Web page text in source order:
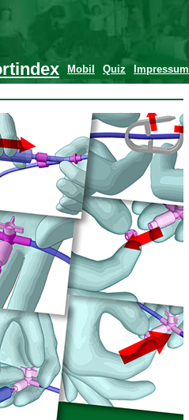
Mobil Quiz Impressum